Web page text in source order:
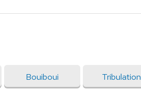
Bouiboui Tribulation